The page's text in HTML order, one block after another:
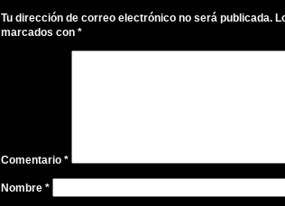
Tu dirección de correo electrónico no será publicada.
marcados con *
Comentario *
Nombre *